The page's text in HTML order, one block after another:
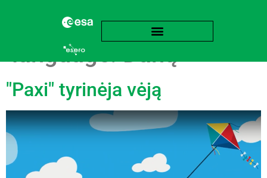
language:Danų
"Paxi" tyrinėja vėją